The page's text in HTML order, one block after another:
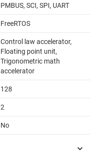
PMBUS, SCI, SPI, UART
FreeRTOS
Control law accelerator,
Floating point unit,
Trigonometric math
accelerator
128
2
No